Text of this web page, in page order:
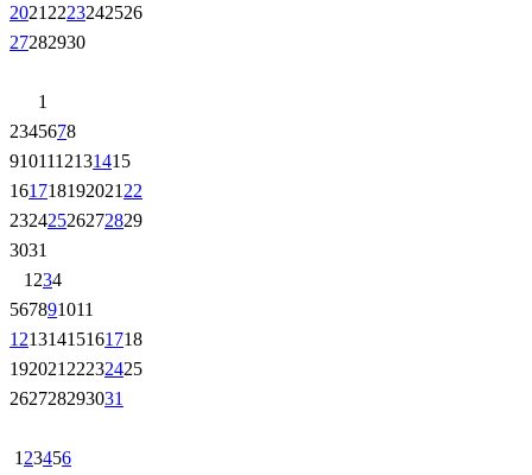
2021 2223242526
27282930
1
2345678
9101112131415
161718192021 22
23242526272829
3031
1 234
567891011
12131415161718
192021 22232425
262728293031
1 23456